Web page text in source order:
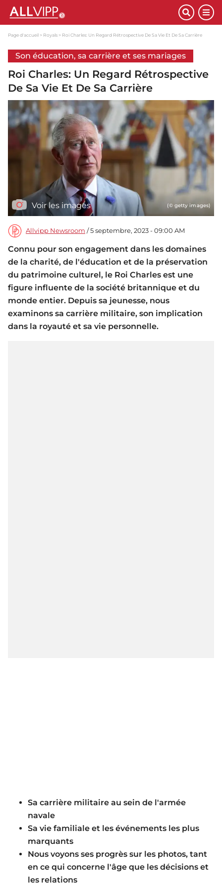
Page d'accueil Royals Roi Charles: Un Regard Rétrospective De Sa Vie Et De Sa Carrière
Son éducation, sa carrière et ses mariages
Roi Charles: Un Regard Rétrospective
De Sa Vie Et De Sa Carrière
Voir les images (© getty images)
Allvipp Newsroom / 5 septembre, 2023 - 09:00 AM
Connu pour son engagement dans les domaines
de la charité, de l'éducation et de la préservation
du patrimoine culturel, le Roi Charles est une
figure influente de la société britannique et du
monde entier. Depuis sa jeunesse, nous
examinons sa carrière militaire, son implication
dans la royauté et sa vie personnelle.
Sa carrière militaire au sein de l'armée
navale
Sa vie familiale et les événements les plus
marquants
Nous voyons ses progrès sur les photos, tant
en ce qui concerne l'âge que les décisions et
les relations